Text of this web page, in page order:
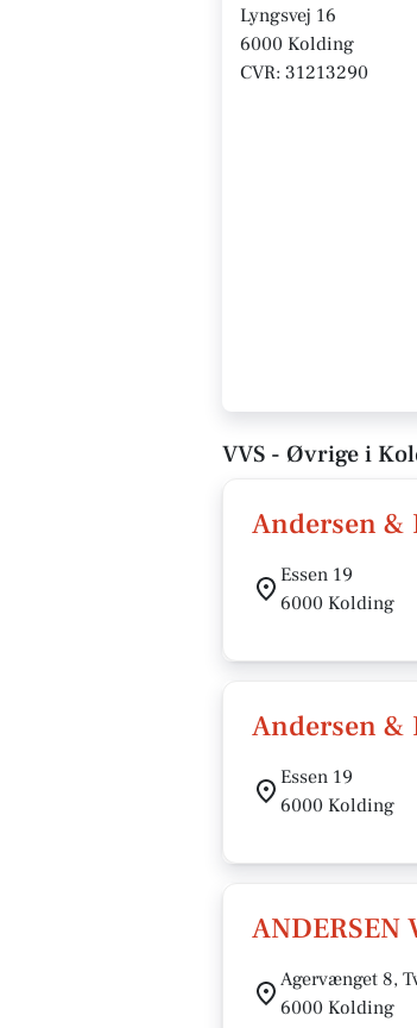
Lyngsvej 16
6000 Kolding
CVR: 31213290
VVS - Øvrige i
Andersen &
Essen 19
6000 Kolding
Andersen &
Essen 19
6000 Kolding
ANDERSEN
Agervænget 8,
6000 Kolding